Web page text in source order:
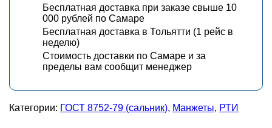
Бесплатная доставка при заказе свыше 10
000 рублей по Самаре
Бесплатная доставка в Тольятти (1 рейс в
неделю)
Стоимость доставки по Самаре и за
пределы вам сообщит менеджер
Категории: ГОСТ 8752-79 (сальник), Манжеты, РТИ